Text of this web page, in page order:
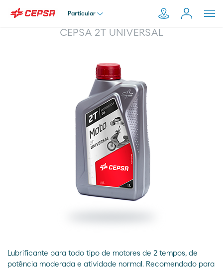
Particular
Empresa
Distribuidor
Transportador
CEPSA 2T UNIVERSAL
Lubrificante para todo tipo de motores de 2 tempos, de
potência moderada e atividade normal. Recomendado para